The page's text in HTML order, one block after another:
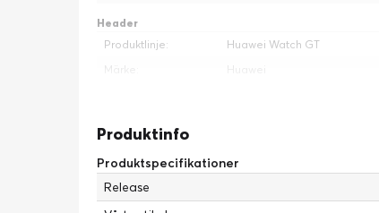
Header
Produktlinje:
Huawei Watch GT
Märke:
Huawei
Färgstöd:
Färg
Diagonal storlek
3.7 cm
Produktinfo
Produktspecifikationer
Release